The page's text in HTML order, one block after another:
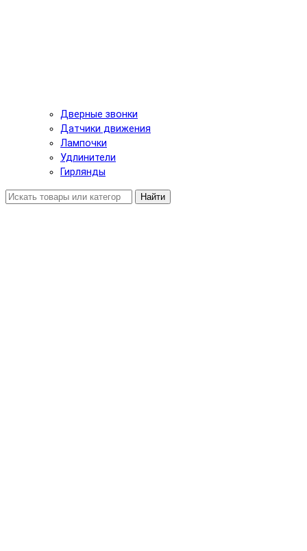
Дверные звонки
Датчики движения
Лампочки
Удлинители
Гирлянды
Найти